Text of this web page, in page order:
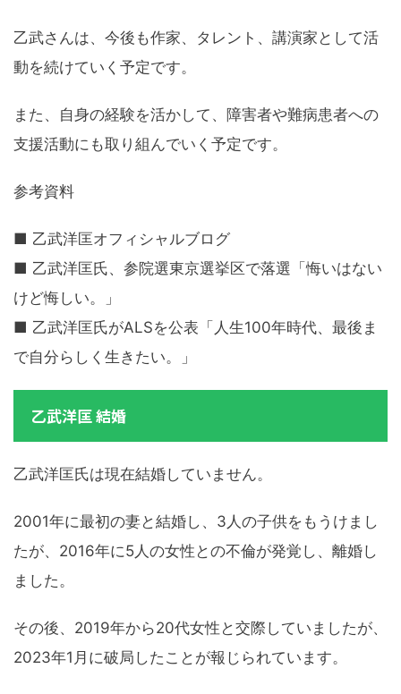
乙武さんは、今後も作家、タレント、講演家として活
動を続けていく予定です。
また、自身の経験を活かして、障害者や難病患者への
支援活動にも取り組んでいく予定です。
参考資料
■ 乙武洋匡オフィシャルブログ
■ 乙武洋匡氏、参院選東京選挙区で落選「悔いはない
けど悔しい。」
■ 乙武洋匡氏がALSを公表「人生100年時代、最後ま
で自分らしく生きたい。」
乙武洋匡 結婚
乙武洋匡氏は現在結婚していません。
2001年に最初の妻と結婚し、3人の子供をもうけまし
たが、2016年に5人の女性との不倫が発覚し、離婚し
ました。
その後、2019年から20代女性と交際していましたが、
2023年1月に破局したことが報じられています。